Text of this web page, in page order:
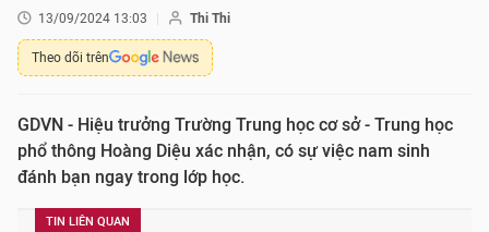
13/09/2024 13:03 Thi Thi
Theo dõi trên
GDVN - Hiệu trưởng Trường Trung học cơ sở - Trung học
phổ thông Hoàng Diệu xác nhận, có sự việc nam sinh
đánh bạn ngay trong lớp học.
TIN LIÊN QUAN